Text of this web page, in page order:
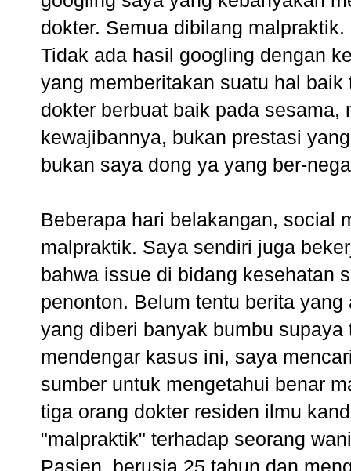
dokter. Semua dibilang
Tidak ada hasil googling dengan
yang memberitakan suatu hal
dokter berbuat baik pada
kewajibannya, bukan prestasi
bukan saya dong ya yang ber-
Beberapa hari belakangan, social
malpraktik. Saya sendiri juga
bahwa issue di bidang kesehatan
penonton. Belum tentu berita
yang diberi banyak bumbu
mendengar kasus ini, saya
sumber untuk mengetahui benar
tiga orang dokter residen ilmu
"malpraktik" terhadap seorang